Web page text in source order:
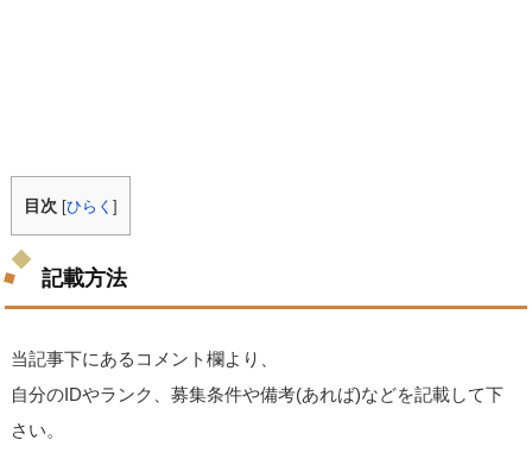
目次 [ひらく]
記載方法
当記事下にあるコメント欄より、
自分のIDやランク、募集条件や備考(あれば)などを記載して下
さい。